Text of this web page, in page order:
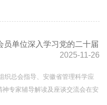
员单位深入学习党的二十届
2025-11-26
织总会指导、安徽省管理科学应
专家辅导解读及座谈交流会在安